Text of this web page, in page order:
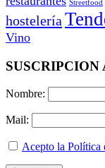
Streetfood
hostelería
Vino
Nombre:
Mail:
Acepto la Política